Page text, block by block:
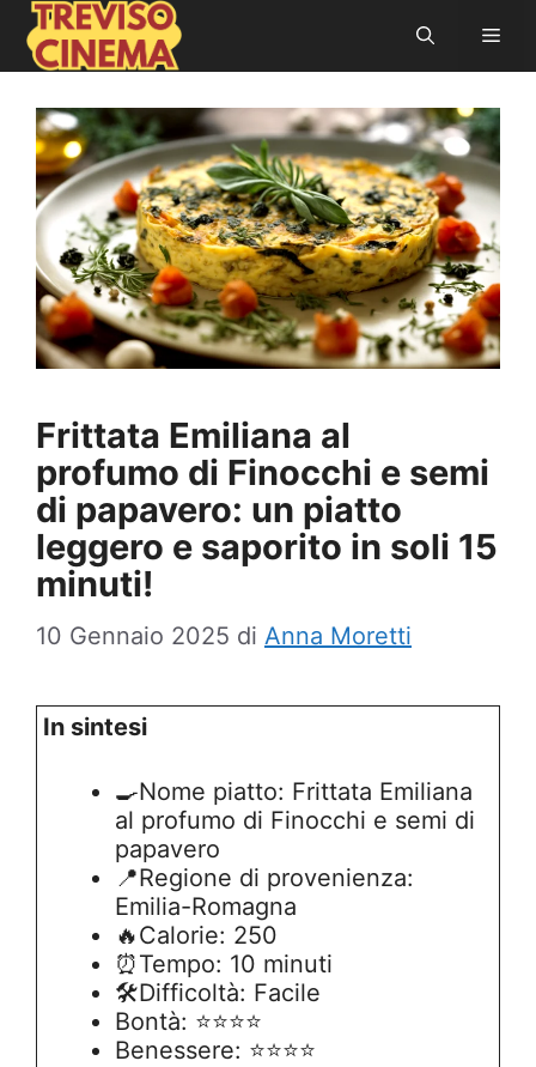
Vai
contenuto
Frittata Emiliana al
profumo di Finocchi e semi
di papavero: un piatto
leggero e saporito in soli 15
minuti!
10 Gennaio 2025 di Anna Moretti
In sintesi
🍳Nome piatto: Frittata Emiliana
al profumo di Finocchi e semi di
papavero
📍Regione di provenienza:
Emilia-Romagna
🔥Calorie: 250
⏰Tempo: 10 minuti
🛠️Difficoltà: Facile
Bontà: ⭐⭐⭐⭐
Benessere: ⭐⭐⭐⭐